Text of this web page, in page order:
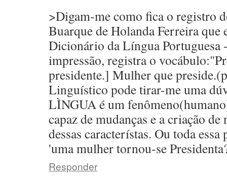
>Digam-me como fica o registro
Buarque de Holanda Ferreira
Dicionário da Língua Portuguesa
impressão, registra o
presidente.] Mulher que
Linguístico pode tirar-me uma
LÌNGUA é um
capaz de mudanças e a criação de
dessas característas. Ou toda
'uma mulher tornou-se
Responder